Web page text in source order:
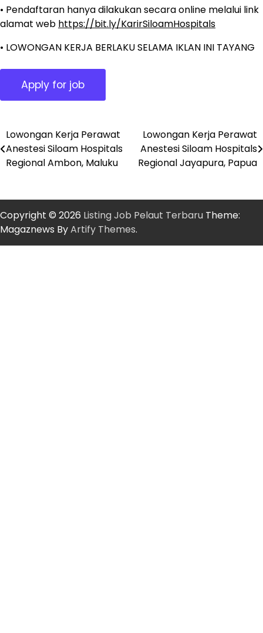
• Pendaftaran hanya dilakukan secara online melalui link
alamat web https://bit.ly/KarirSiloamHospitals
• LOWONGAN KERJA BERLAKU SELAMA IKLAN INI TAYANG
Post
navigation
Lowongan Kerja Perawat
Anestesi Siloam Hospitals
Regional Ambon, Maluku
Lowongan Kerja Perawat
Anestesi Siloam Hospitals
Regional Jayapura, Papua
Copyright © 2026 Listing Job Pelaut Terbaru Theme:
Magaznews ByArtify Themes.